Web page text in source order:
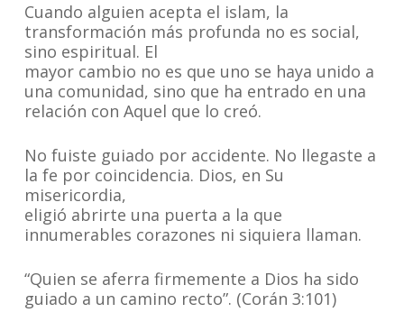
Cuando alguien acepta el islam, la
transformación más profunda no es social,
sino espiritual. El
mayor cambio no es que uno se haya unido a
una comunidad, sino que ha entrado en una
relación con Aquel que lo creó.
No fuiste guiado por accidente. No llegaste a
la fe por coincidencia. Dios, en Su
misericordia,
eligió abrirte una puerta a la que
innumerables corazones ni siquiera llaman.
“Quien se aferra firmemente a Dios ha sido
guiado a un camino recto”. (Corán 3:101)